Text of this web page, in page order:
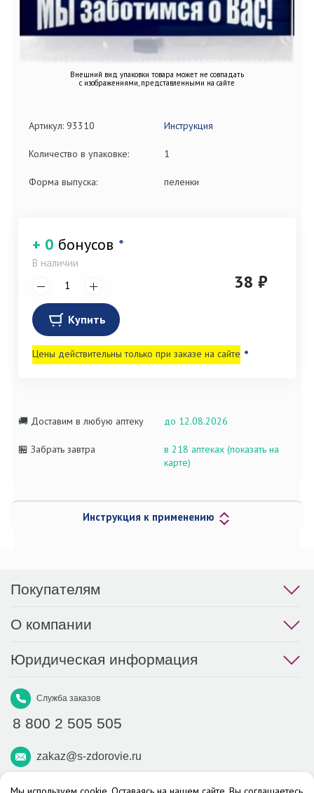
Внешний вид упаковки товара может не совпадать
с изображениями, представленными на сайте
Артикул: 93310 Инструкция
Количество в упаковке: 1
Форма выпуска: пеленки
+ 0 бонусов *
В наличии
38 ₽
Купить
Цены действительны только при заказе на сайте *
🚚 Доставим в любую аптеку до 12.08.2026
🏪 Забрать завтра
в 218 аптеках (показать на
карте)
Инструкция к применению
Покупателям
О компании
Юридическая информация
Служба заказов
8 800 2 505 505
zakaz@s-zdorovie.ru
Макс Вконтакте Телеграм